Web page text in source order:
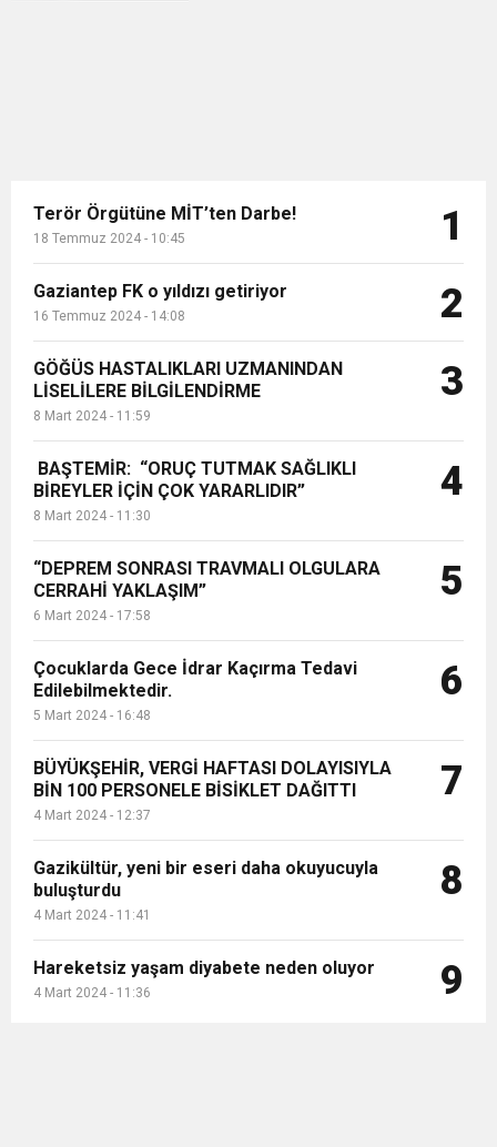
Terör Örgütüne MİT’ten Darbe!
18 Temmuz 2024 - 10:45 1
Gaziantep FK o yıldızı getiriyor
16 Temmuz 2024 - 14:08 2
GÖĞÜS HASTALIKLARI UZMANINDAN
LİSELİLERE BİLGİLENDİRME
8 Mart 2024 - 11:59
3
BAŞTEMİR: “ORUÇ TUTMAK SAĞLIKLI
BİREYLER İÇİN ÇOK YARARLIDIR”
8 Mart 2024 - 11:30
4
“DEPREM SONRASI TRAVMALI OLGULARA
CERRAHİ YAKLAŞIM”
6 Mart 2024 - 17:58
5
Çocuklarda Gece İdrar Kaçırma Tedavi
Edilebilmektedir.
5 Mart 2024 - 16:48
6
BÜYÜKŞEHİR, VERGİ HAFTASI DOLAYISIYLA
BİN 100 PERSONELE BİSİKLET DAĞITTI
4 Mart 2024 - 12:37
7
Gazikültür, yeni bir eseri daha okuyucuyla
buluşturdu
4 Mart 2024 - 11:41
8
Hareketsiz yaşam diyabete neden oluyor
4 Mart 2024 - 11:36 9